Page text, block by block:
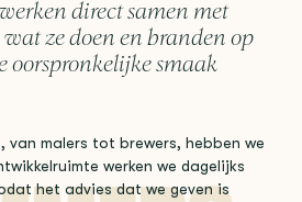
direct samen met
ze doen en branden op
oorspronkelijke smaak
van malers tot brewers, hebben we
werken we dagelijks
het advies dat we geven is